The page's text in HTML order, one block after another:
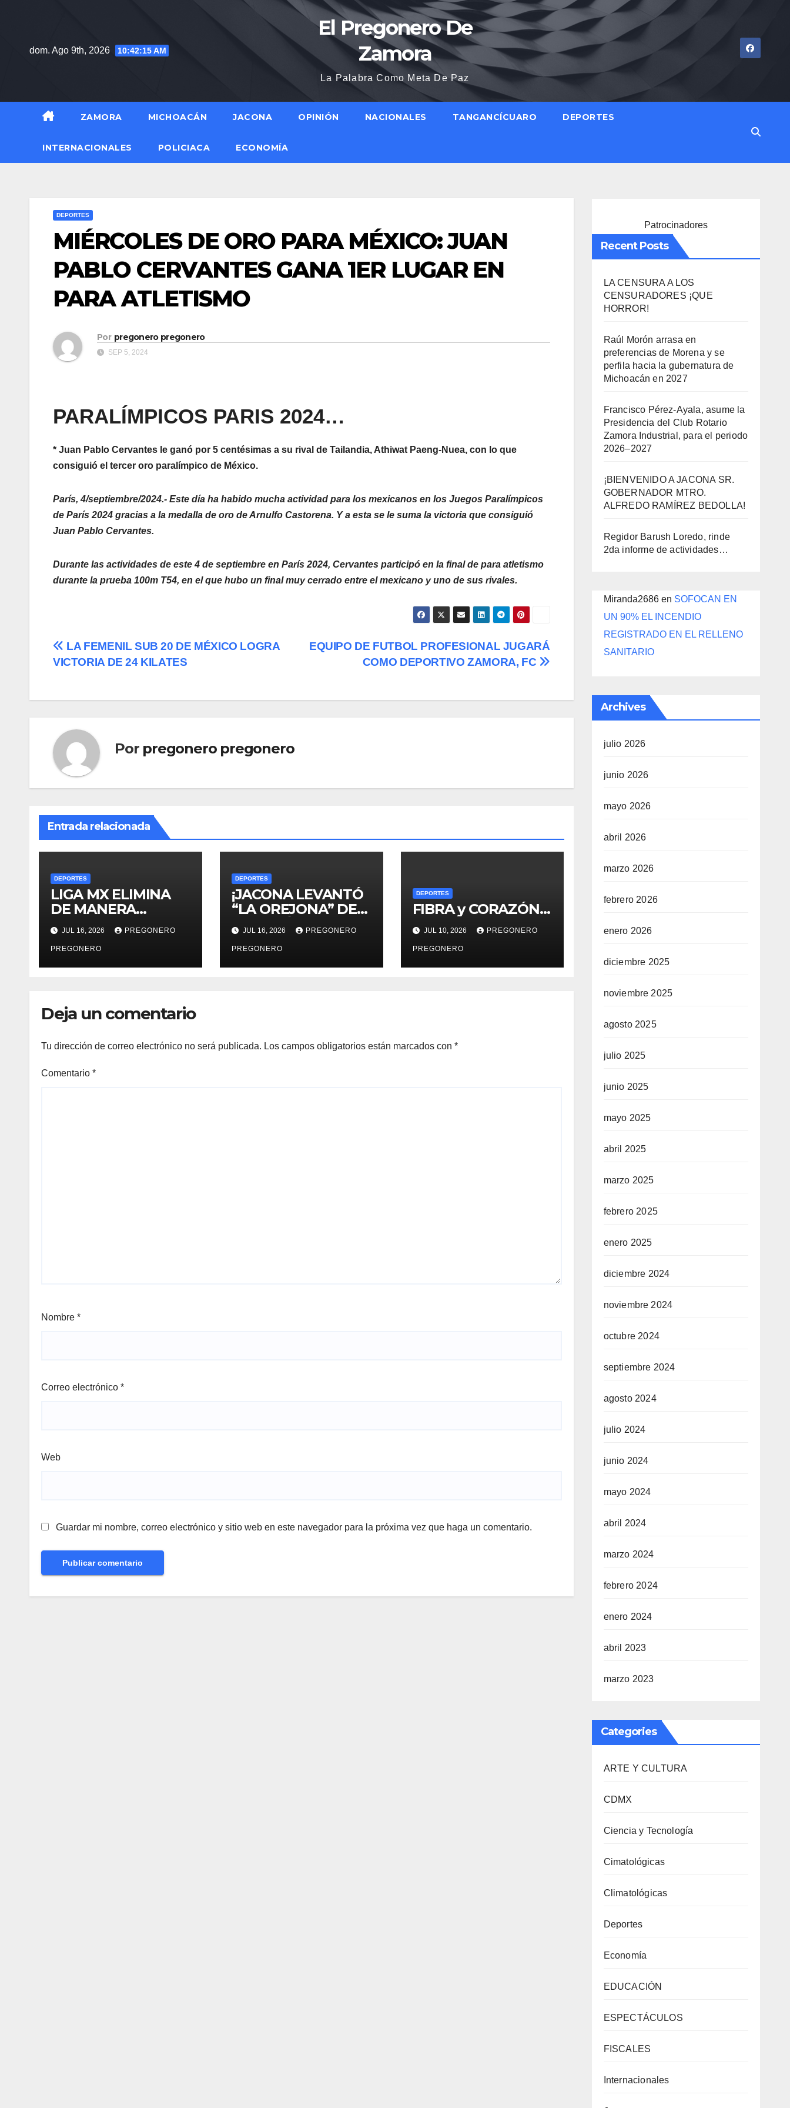
dom. Ago 9th, 2026 10:42:16 AM
El Pregonero De
Zamora
La Palabra Como Meta De Paz
ZAMORA MICHOACÁN JACONA OPINIÓN NACIONALES TANGANCÍCUARO DEPORTES
INTERNACIONALES POLICIACA ECONOMÍA
DEPORTES
MIÉRCOLES DE ORO PARA MÉXICO: JUAN
PABLO CERVANTES GANA 1ER LUGAR EN
PARA ATLETISMO
Por pregonero pregonero
SEP 5, 2024
PARALÍMPICOS PARIS 2024…
* Juan Pablo Cervantes le ganó por 5 centésimas a su rival de Tailandia, Athiwat Paeng-Nuea, con lo que
consiguió el tercer oro paralímpico de México.
París, 4/septiembre/2024.- Este día ha habido mucha actividad para los mexicanos en los Juegos Paralímpicos
de París 2024 gracias a la medalla de oro de Arnulfo Castorena. Y a esta se le suma la victoria que consiguió
Juan Pablo Cervantes.
Durante las actividades de este 4 de septiembre en París 2024, Cervantes participó en la final de para atletismo
durante la prueba 100m T54, en el que hubo un final muy cerrado entre el mexicano y uno de sus rivales.
Navegación
entradas
EQUIPO DE FUTBOL PROFESIONAL JUGARÁ
COMO DEPORTIVO ZAMORA, FC
LA FEMENIL SUB 20 DE MÉXICO LOGRA
VICTORIA DE 24 KILATES
Por pregonero pregonero
Entrada relacionada
DEPORTES
LIGA MX ELIMINA
DE MANERA
DEFINITIVA EL
ASCENSO Y
DESCENSO EN SU
REGLAMENTO
JUL 16, 2026 PREGONERO
PREGONERO
DEPORTES
¡JACONA LEVANTÓ
“LA OREJONA” DE
CAMPEÓN..!
JUL 16, 2026 PREGONERO
PREGONERO
DEPORTES
FIBRA y CORAZÓN…
JUL 10, 2026 PREGONERO
PREGONERO
Deja un comentario
Tu dirección de correo electrónico no será publicada. Los campos obligatorios están marcados con *
Comentario *
Nombre *
Correo electrónico *
Web
Guardar mi nombre, correo electrónico y sitio web en este navegador para la próxima vez que haga un comentario.
Patrocinadores
Recent Posts
LA CENSURA A LOS
CENSURADORES ¡QUE
HORROR!
Raúl Morón arrasa en
preferencias de Morena y se
perfila hacia la gubernatura de
Michoacán en 2027
Francisco Pérez-Ayala, asume la
Presidencia del Club Rotario
Zamora Industrial, para el periodo
2026–2027
¡BIENVENIDO A JACONA SR.
GOBERNADOR MTRO.
ALFREDO RAMÍREZ BEDOLLA!
Regidor Barush Loredo, rinde
2da informe de actividades…
Miranda2686en SOFOCAN EN
UN 90% EL INCENDIO
REGISTRADO EN EL RELLENO
SANITARIO
Archives
julio 2026
junio 2026
mayo 2026
abril 2026
marzo 2026
febrero 2026
enero 2026
diciembre 2025
noviembre 2025
agosto 2025
julio 2025
junio 2025
mayo 2025
abril 2025
marzo 2025
febrero 2025
enero 2025
diciembre 2024
noviembre 2024
octubre 2024
septiembre 2024
agosto 2024
julio 2024
junio 2024
mayo 2024
abril 2024
marzo 2024
febrero 2024
enero 2024
abril 2023
marzo 2023
Categories
ARTE Y CULTURA
CDMX
Ciencia y Tecnología
Cimatológicas
Climatológicas
Deportes
Economía
EDUCACIÓN
ESPECTÁCULOS
FISCALES
Internacionales